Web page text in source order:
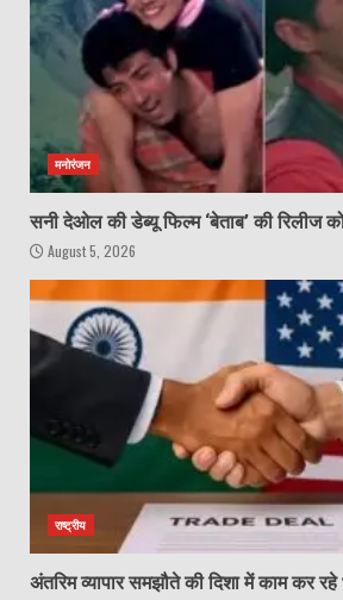
मनोरंजन
सनी देओल की डेब्यू फिल्म ‘बेताब’ की रिलीज
August 5, 2026
राष्ट्रीय
अंतरिम व्यापार समझौते की दिशा में काम कर